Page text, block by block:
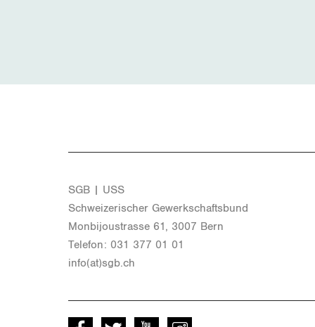
SGB | USS
Schwei­ze­ri­scher Ge­werk­schafts­bund
Mon­bi­joustras­se 61, 3007 Bern
Te­le­fon: 031 377 01 01
info(at)​sgb.​ch
Facebook Twitter Youtube instagram